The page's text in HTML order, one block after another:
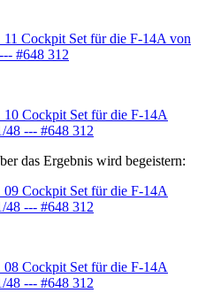
das Ergebnis wird begeistern: